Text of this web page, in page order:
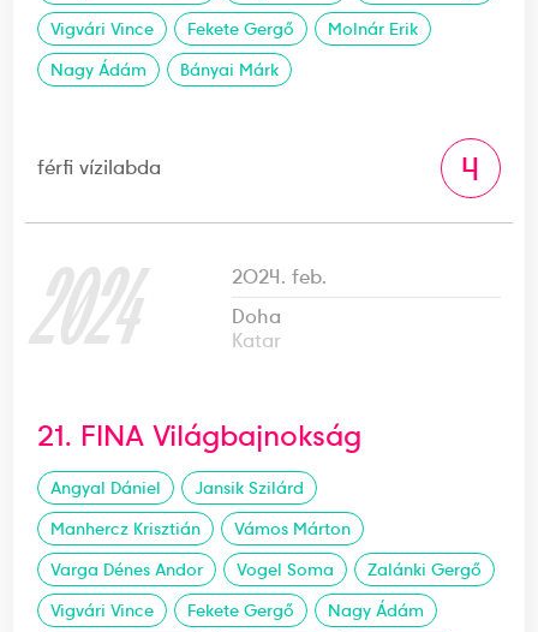
Vigvári Vince
Fekete Gergő
Molnár Erik
Nagy Ádám
Bányai Márk
férfi vízilabda 4
2024
2024. feb.
Doha
Katar
21. FINA Világbajnokság
Angyal Dániel
Jansik Szilárd
Manhercz Krisztián
Vámos Márton
Varga Dénes Andor
Vogel Soma
Zalánki Gergő
Vigvári Vince
Fekete Gergő
Nagy Ádám